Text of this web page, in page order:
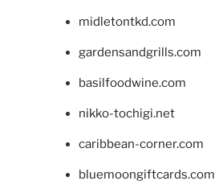
midletontkd.com
gardensandgrills.com
basilfoodwine.com
nikko-tochigi.net
caribbean-corner.com
bluemoongiftcards.com